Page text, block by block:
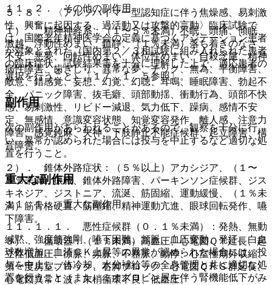
１１．２． その他の副作用
１）． 精神神経系：（１〜５％未満）不眠、頭痛、傾眠、
激越、浮動性めまい、鎮静、（１％未満）落ち着きのなさ、
不安、悪夢、回転性めまい、体位性めまい、自殺念慮、精神
病性障害、歯ぎしり、異常な夢、チック、無為、平衡障害、
敵意、錯感覚、妄想、幻覚、幻聴、耳鳴、睡眠障害、勃起不
全、パニック障害、抜毛癖、頭部動揺、衝動行為、頭部不快
感、易刺激性、リビドー減退、気力低下、躁病、感情不安
定、無感情、意識変容状態、知覚変容発作、離人感、注意力
障害、感覚鈍麻、失神、下肢静止不能症候群、起立障害、構
音障害。
２）． 錐体外路症状：（５％以上）アカシジア、（１〜
５％未満）振戦、錐体外路障害、パーキンソン症候群、ジス
キネジア、ジストニア、流涎、筋固縮、運動緩慢、（１％未
満）筋骨格硬直、筋痙縮、精神運動亢進、眼球回転発作、嚥
下障害。
３）． 循環器：（１％未満）高血圧、心電図ＱＴ延長、起
立性低血圧、徐脈、頻脈、不整脈、動悸、心室性期外収縮、
第一度房室ブロック、右脚ブロック、心電図ＱＲＳ群延長、
心電図異常Ｔ波、末梢循環不良、低血圧。
５．８． 〈アルツハイマー型認知症に伴う焦燥感、易刺激
性、興奮に起因する、過活動又は攻撃的言動〉臨床試験で
は、国際老年精神医学会の定義に基づくアジテーション患者
が対象とされた（国内第２／３相試験に組み入れられた患者
の臨床症状、試験結果等を十分に理解した上で、適応患者の
選択を行うこと）〔１７．１．５参照〕。
副作用
次の副作用があらわれることがあるので、観察を十分に行
い、異常が認められた場合には投与を中止するなど適切な処
置を行うこと。
重大な副作用
１１．１． 重大な副作用
１１．１．１． 悪性症候群（０．１％未満）：発熱、無動
緘黙、強度筋強剛、嚥下困難、頻脈、血圧変動、発汗、白血
球数増加、血清ＣＫ上昇等の異常が認められた場合には、投
与を中止し、体冷却、水分補給等の全身管理と共に適切な処
置を行うこと（また、ミオグロビン尿を伴う腎機能低下がみ